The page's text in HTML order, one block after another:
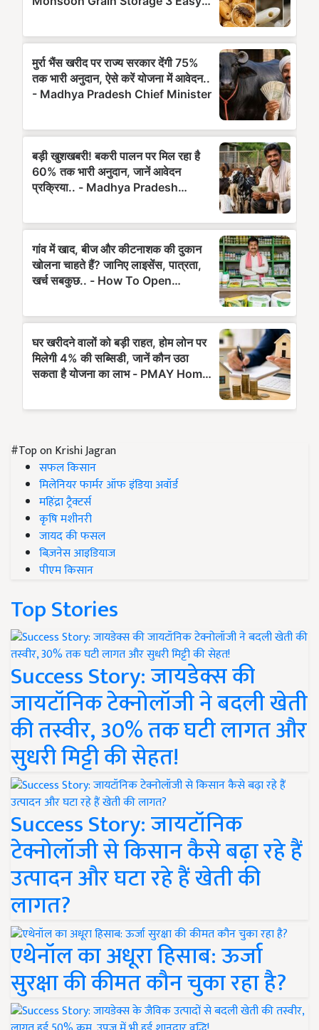
#Top on Krishi Jagran
सफल किसान
मिलेनियर फार्मर ऑफ इंडिया अवॉर्ड
महिंद्रा ट्रैक्टर्स
कृषि मशीनरी
जायद की फसल
बिज़नेस आइडियाज
पीएम किसान
Top Stories
Success Story: जायडेक्स की
जायटॉनिक टेक्नोलॉजी ने बदली खेती
की तस्वीर, 30% तक घटी लागत और
सुधरी मिट्टी की सेहत!
Success Story: जायटॉनिक
टेक्नोलॉजी से किसान कैसे बढ़ा रहे हैं
उत्पादन और घटा रहे हैं खेती की
लागत?
एथेनॉल का अधूरा हिसाब: ऊर्जा
सुरक्षा की कीमत कौन चुका रहा है?